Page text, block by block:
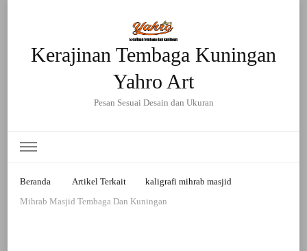
Kerajinan Tembaga Kuningan
Yahro Art
Pesan Sesuai Desain dan Ukuran
Beranda Artikel Terkait
kaligrafi mihrab masjid
Mihrab Masjid Tembaga Dan Kuningan